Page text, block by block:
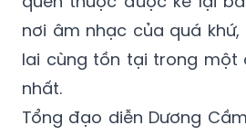
cấu trúc âm nhạc để tạo
đối thoại giữa các thế
quen thuộc được kể lại
nơi âm nhạc của quá khứ,
lai cùng tồn tại trong một